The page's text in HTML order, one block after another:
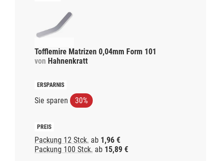
Tofflemire Matrizen 0,04mm Form 101
von Hahnenkratt
Sie sparen 30%
Packung 12 Stck. ab 1,96 €
Packung 100 Stck. ab 15,89 €